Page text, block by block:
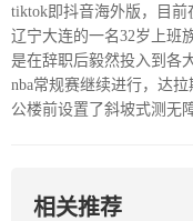
tiktok即抖音海外版，目前
辽宁大连的一名32岁上班
是在辞职后毅然投入到各
nba常规赛继续进行，达
公楼前设置了斜坡式测无
相关推荐